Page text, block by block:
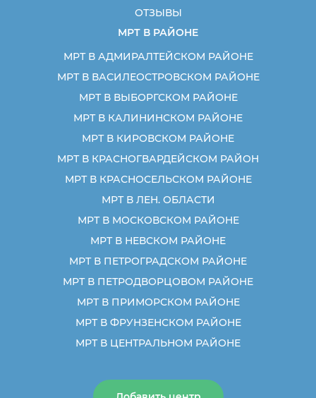
ОТЗЫВЫ
МРТ В РАЙОНЕ
МРТ В АДМИРАЛТЕЙСКОМ РАЙОНЕ
МРТ В ВАСИЛЕОСТРОВСКОМ РАЙОНЕ
МРТ В ВЫБОРГСКОМ РАЙОНЕ
МРТ В КАЛИНИНСКОМ РАЙОНЕ
МРТ В КИРОВСКОМ РАЙОНЕ
МРТ В КРАСНОГВАРДЕЙСКОМ РАЙОН
МРТ В КРАСНОСЕЛЬСКОМ РАЙОНЕ
МРТ В ЛЕН. ОБЛАСТИ
МРТ В МОСКОВСКОМ РАЙОНЕ
МРТ В НЕВСКОМ РАЙОНЕ
МРТ В ПЕТРОГРАДСКОМ РАЙОНЕ
МРТ В ПЕТРОДВОРЦОВОМ РАЙОНЕ
МРТ В ПРИМОРСКОМ РАЙОНЕ
МРТ В ФРУНЗЕНСКОМ РАЙОНЕ
МРТ В ЦЕНТРАЛЬНОМ РАЙОНЕ